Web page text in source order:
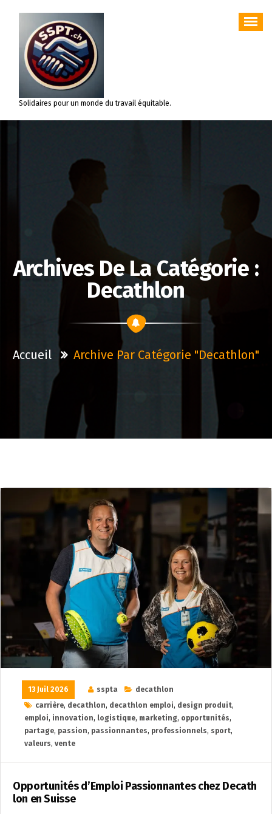
contenu
Solidaires pour un monde du travail équitable.
Archives De La Catégorie :
Decathlon
Accueil Archive Par Catégorie "decathlon"
13 Juil 2026 sspta
decathlon
carrière, decathlon, decathlon emploi, design produit,
emploi, innovation, logistique, marketing, opportunités,
partage, passion, passionnantes, professionnels, sport,
valeurs, vente
Opportunités d’Emploi Passionnantes chez Decath
lon en Suisse